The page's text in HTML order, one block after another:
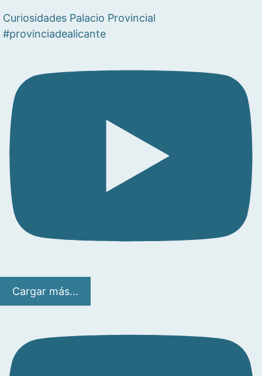
Curiosidades Palacio Provincial
#provinciadealicante
Cargar más...